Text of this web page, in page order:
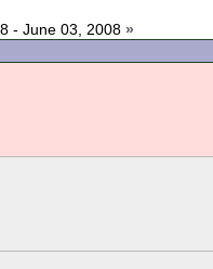
- June 03, 2008 »